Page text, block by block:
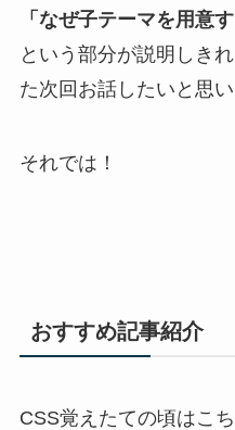
「なぜ子テーマを用意
という部分が説明しき
た次回お話したいと思い
それでは！
おすすめ記事紹介
CSS覚えたての頃はこ